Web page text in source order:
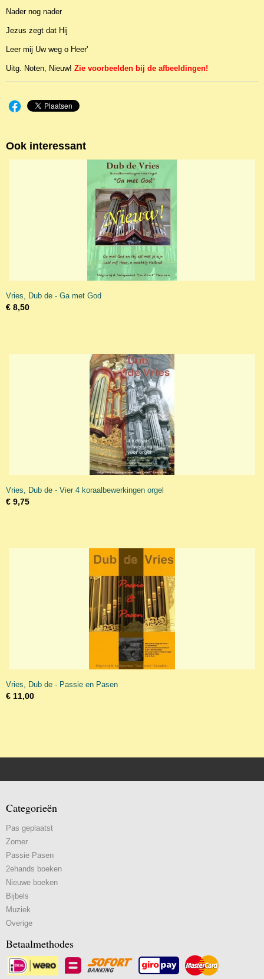
Nader nog nader
Jezus zegt dat Hij
Leer mij Uw weg o Heer'
Uitg. Noten, Nieuw! Zie voorbeelden bij de afbeeldingen!
Ook interessant
Vries, Dub de - Ga met God
€ 8,50
Vries, Dub de - Vier 4 koraalbewerkingen orgel
€ 9,75
Vries, Dub de - Passie en Pasen
€ 11,00
Categorieën
Pas geplaatst
Zomer
Passie Pasen
2ehands boeken
Nieuwe boeken
Bijbels
Muziek
Overige
Betaalmethodes